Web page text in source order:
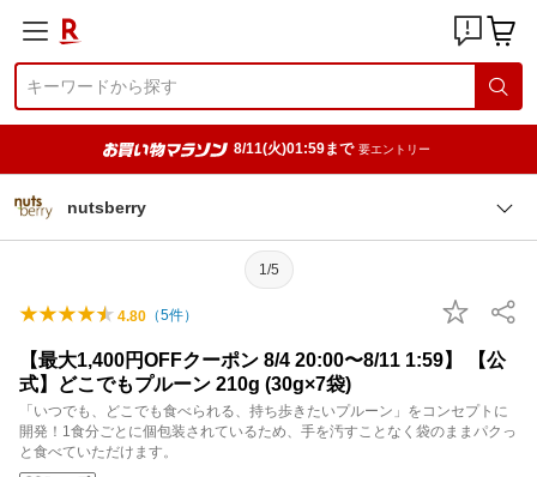
8/11(火)01:59まで 要エントリー
nutsberry
1/5
4.80 （5件）
【最大1,400円OFFクーポン 8/4 20:00〜8/11 1:59】 【公
式】どこでもプルーン 210g (30g×7袋)
「いつでも、どこでも食べられる、持ち歩きたいプルーン」をコンセプトに
開発！1食分ごとに個包装されているため、手を汚すことなく袋のままパクっ
と食べていただけます。